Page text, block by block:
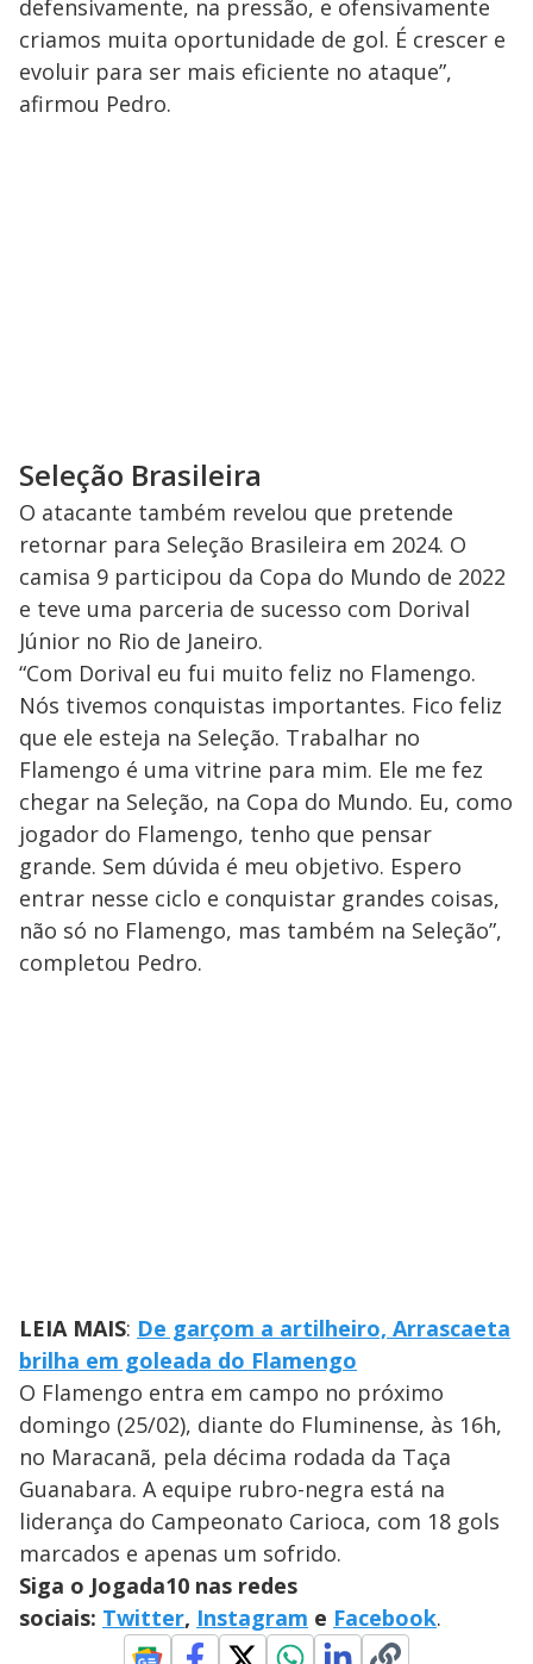
defensivamente, na pressão, e ofensivamente
criamos muita oportunidade de gol. É crescer e
evoluir para ser mais eficiente no ataque”,
afirmou Pedro.
Seleção Brasileira
O atacante também revelou que pretende
retornar para Seleção Brasileira em 2024. O
camisa 9 participou da Copa do Mundo de 2022
e teve uma parceria de sucesso com Dorival
Júnior no Rio de Janeiro.
“Com Dorival eu fui muito feliz no Flamengo.
Nós tivemos conquistas importantes. Fico feliz
que ele esteja na Seleção. Trabalhar no
Flamengo é uma vitrine para mim. Ele me fez
chegar na Seleção, na Copa do Mundo. Eu, como
jogador do Flamengo, tenho que pensar
grande. Sem dúvida é meu objetivo. Espero
entrar nesse ciclo e conquistar grandes coisas,
não só no Flamengo, mas também na Seleção”,
completou Pedro.
LEIA MAIS: De garçom a artilheiro, Arrascaeta
brilha em goleada do Flamengo
O Flamengo entra em campo no próximo
domingo (25/02), diante do Fluminense, às 16h,
no Maracanã, pela décima rodada da Taça
Guanabara. A equipe rubro-negra está na
liderança do Campeonato Carioca, com 18 gols
marcados e apenas um sofrido.
Siga o Jogada10 nas redes
sociais: Twitter, Instagram e Facebook.